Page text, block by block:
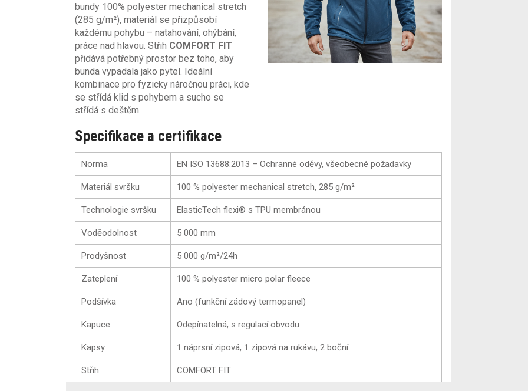
bundy 100% polyester mechanical stretch
(285 g/m²), materiál se přizpůsobí
každému pohybu – natahování, ohýbání,
práce nad hlavou. Střih COMFORT FIT
přidává potřebný prostor bez toho, aby
bunda vypadala jako pytel. Ideální
kombinace pro fyzicky náročnou práci, kde
se střídá klid s pohybem a sucho se
střídá s deštěm.
Specifikace a certifikace
Norma EN ISO 13688:2013 – Ochranné oděvy, všeobecné požadavky
Materiál svršku 100 % polyester mechanical stretch, 285 g/m²
Technologie svršku ElasticTech flexi® s TPU membránou
Voděodolnost 5 000 mm
Prodyšnost 5 000 g/m²/24h
Zateplení 100 % polyester micro polar fleece
Podšívka Ano (funkční zádový termopanel)
Kapuce Odepínatelná, s regulací obvodu
Kapsy 1 náprsní zipová, 1 zipová na rukávu, 2 boční
Střih COMFORT FIT